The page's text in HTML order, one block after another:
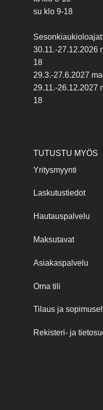
su klo 9-18
Sesonkiaukioloajat:
30.11.-27.12.2026
18
29.3.-27.6.2027
29.11.-26.12.2027
18
TUTUSTU MYÖS
Yritysmyynti
Laskutustiedot
Hautauspalvelu
Maksutavat
Asiakaspalvelu
Oma tili
Tilaus ja
Rekisteri- ja